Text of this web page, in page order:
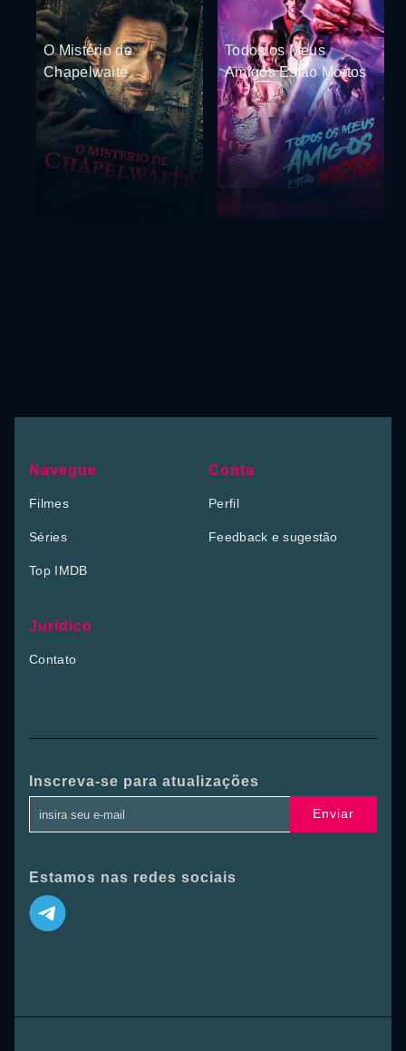
O Mistério de
Chapelwaite
Todos os Meus
Amigos Estão Mortos
Navegue
Filmes
Séries
Top IMDB
Conta
Perfil
Feedback e sugestão
Jurídico
Contato
Inscreva-se para atualizações
Enviar
Estamos nas redes sociais